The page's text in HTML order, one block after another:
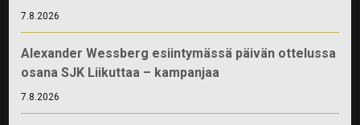
7.8.2026
Alexander Wessberg esiintymässä päivän ottelussa
osana SJK Liikuttaa – kampanjaa
7.8.2026